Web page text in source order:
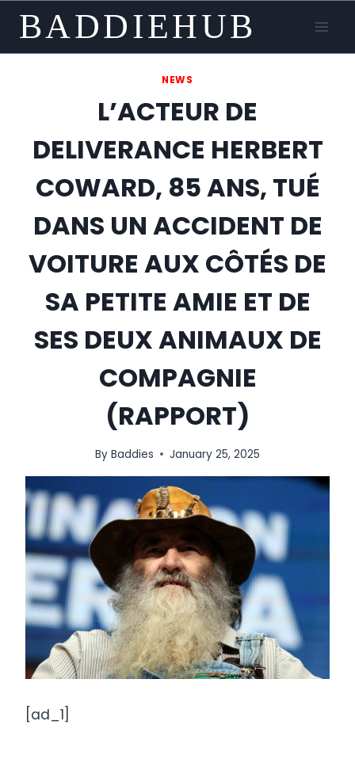
content
BADDIEHUB
NEWS
L’ACTEUR DE
DELIVERANCE HERBERT
COWARD, 85 ANS, TUÉ
DANS UN ACCIDENT DE
VOITURE AUX CÔTÉS DE
SA PETITE AMIE ET DE
SES DEUX ANIMAUX DE
COMPAGNIE
(RAPPORT)
By Baddies January 25, 2025
[ad_1]